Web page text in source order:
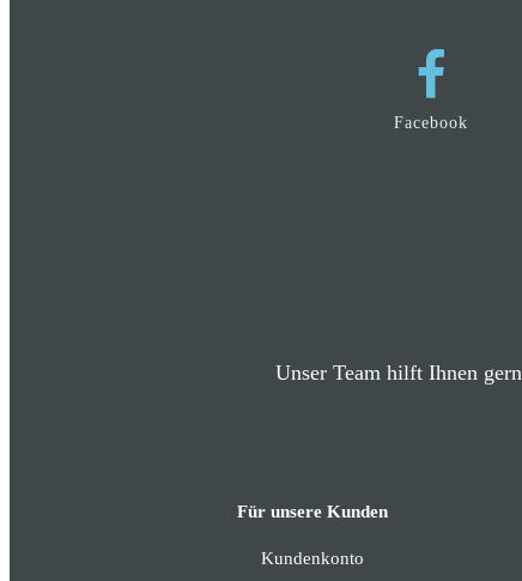
Facebook
Unser Team hilft Ihnen
Für unsere Kunden
Kundenkonto